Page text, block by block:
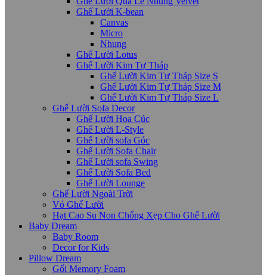
Ghế Lười K-bean
Canvas
Micro
Nhung
Ghế Lười Lotus
Ghế Lười Kim Tự Tháp
Ghế Lười Kim Tự Tháp Size S
Ghế Lười Kim Tự Tháp Size M
Ghế Lười Kim Tự Tháp Size L
Ghế Lười Sofa Decor
Ghế Lười Hoa Cúc
Ghế Lười L-Style
Ghế Lười sofa Góc
Ghế Lười Sofa Chair
Ghế Lười sofa Swing
Ghế Lười Sofa Bed
Ghế Lười Lounge
Ghế Lười Ngoài Trời
Vỏ Ghế Lười
Hạt Cao Su Non Chống Xẹp Cho Ghế Lười
Baby Dream
Baby Room
Decor for Kids
Pillow Dream
Gối Memory Foam